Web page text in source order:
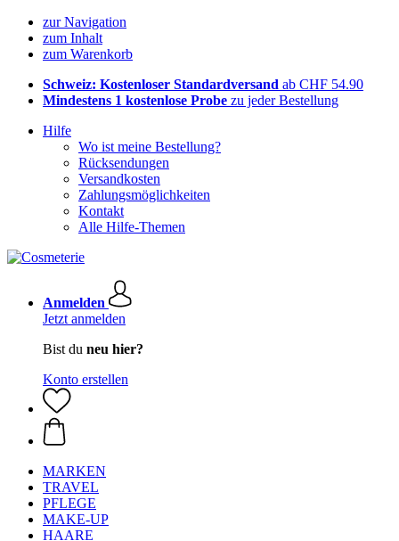
zur Navigation
zum Inhalt
zum Warenkorb
Schweiz: Kostenloser Standardversand ab CHF 54.90
Mindestens 1 kostenlose Probe zu jeder Bestellung
Hilfe
Wo ist meine Bestellung?
Rücksendungen
Versandkosten
Zahlungsmöglichkeiten
Kontakt
Alle Hilfe-Themen
Anmelden
Jetzt anmelden
Bist du neu hier?
Konto erstellen
MARKEN
TRAVEL
PFLEGE
MAKE-UP
HAARE